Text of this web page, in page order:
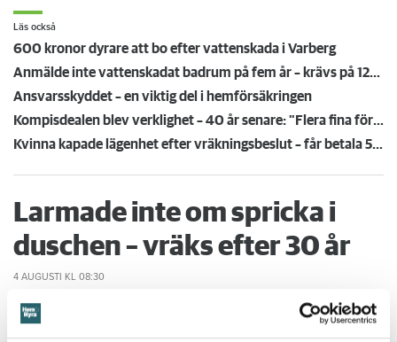
Läs också
600 kronor dyrare att bo efter vattenskada i Varberg
Anmälde inte vattenskadat badrum på fem år – krävs på 125 000 kronor
Ansvarsskyddet – en viktig del i hemförsäkringen
Kompisdealen blev verklighet – 40 år senare: "Flera fina fördelar med att dela bostad"
Kvinna kapade lägenhet efter vräkningsbeslut – får betala 50 000
Larmade inte om spricka i
duschen – vräks efter 30 år
4 AUGUSTI KL 08:30
BÅSTAD
Hyresgästen larmade inte om en spricka i
duschen som medförde en omfattande vattenskada. Nu